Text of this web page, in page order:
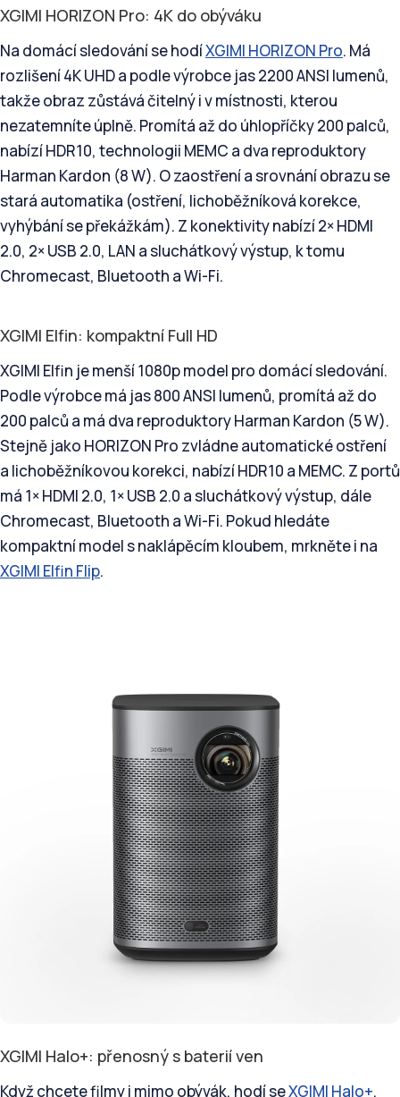
XGIMI HORIZON Pro: 4K do obýváku
Na domácí sledování se hodíXGIMI HORIZON Pro. Má
rozlišení 4K UHD a podle výrobce jas 2200 ANSI lumenů,
takže obraz zůstává čitelný i v místnosti, kterou
nezatemníte úplně. Promítá až do úhlopříčky 200 palců,
nabízí HDR10, technologii MEMC a dva reproduktory
Harman Kardon (8 W). O zaostření a srovnání obrazu se
stará automatika (ostření, lichoběžníková korekce,
vyhýbání se překážkám). Z konektivity nabízí 2× HDMI
2.0, 2× USB 2.0, LAN a sluchátkový výstup, k tomu
Chromecast, Bluetooth a Wi-Fi.
XGIMI Elfin: kompaktní Full HD
XGIMI Elfin je menší 1080p model pro domácí sledování.
Podle výrobce má jas 800 ANSI lumenů, promítá až do
200 palců a má dva reproduktory Harman Kardon (5 W).
Stejně jako HORIZON Pro zvládne automatické ostření
a lichoběžníkovou korekci, nabízí HDR10 a MEMC. Z portů
má 1× HDMI 2.0, 1× USB 2.0 a sluchátkový výstup, dále
Chromecast, Bluetooth a Wi-Fi. Pokud hledáte
kompaktní model s naklápěcím kloubem, mrkněte i na
XGIMI Elfin Flip.
XGIMI Halo+: přenosný s baterií ven
Když chcete filmy i mimo obývák, hodí seXGIMI Halo+.